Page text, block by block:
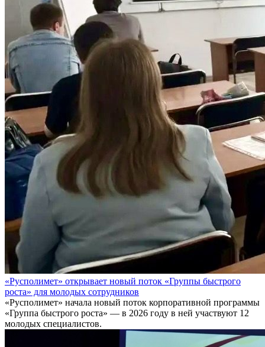
«Русполимет» открывает новый поток «Группы быстрого
роста» для молодых сотрудников
«Русполимет» начала новый поток корпоративной программы
«Группа быстрого роста» — в 2026 году в ней участвуют 12
молодых специалистов.